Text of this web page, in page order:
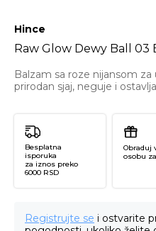
Hince
Raw Glow Dewy Ball 03
Balzam sa roze nijansom za
prirodan sjaj, neguje i
Besplatna
isporuka
za iznos preko
6000 RSD
Obraduj
osobu
Registrujte se i ostvarite